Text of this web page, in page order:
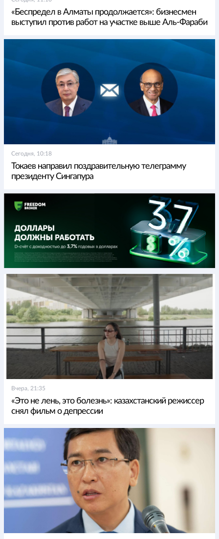
«Беспредел в Алматы продолжается»: бизнесмен
выступил против работ на участке выше Аль-Фараби
Сегодня, 10:18
Токаев направил поздравительную телеграмму
президенту Сингапура
Вчера, 21:35
«Это не лень, это болезнь»: казахстанский режиссер
снял фильм о депрессии